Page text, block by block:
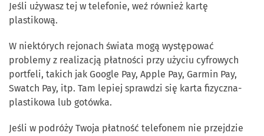
Jeśli używasz tej w telefonie, weź również kartę
plastikową.
W niektórych rejonach świata mogą występować
problemy z realizacją płatności przy użyciu cyfrowych
portfeli, takich jak Google Pay, Apple Pay, Garmin Pay,
Swatch Pay, itp. Tam lepiej sprawdzi się karta fizyczna-
plastikowa lub gotówka.
Jeśli w podróży Twoja płatność telefonem nie przejdzie